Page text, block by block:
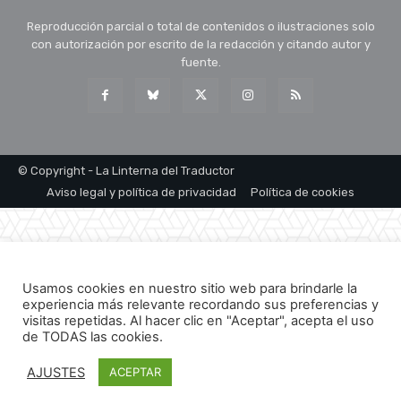
Reproducción parcial o total de contenidos o ilustraciones solo
con autorización por escrito de la redacción y citando autor y
fuente.
© Copyright - La Linterna del Traductor
Aviso legal y política de privacidad
Política de cookies
Usamos cookies en nuestro sitio web para brindarle la
experiencia más relevante recordando sus preferencias y
visitas repetidas. Al hacer clic en "Aceptar", acepta el uso
de TODAS las cookies.
AJUSTES ACEPTAR